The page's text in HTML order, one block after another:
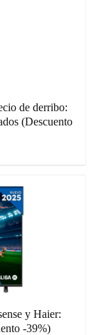
de derribo:
(Descuento
y Haier:
-39%)